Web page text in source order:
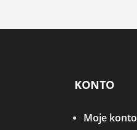
KONTO
Moje konto